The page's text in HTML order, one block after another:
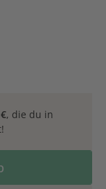
, die du in